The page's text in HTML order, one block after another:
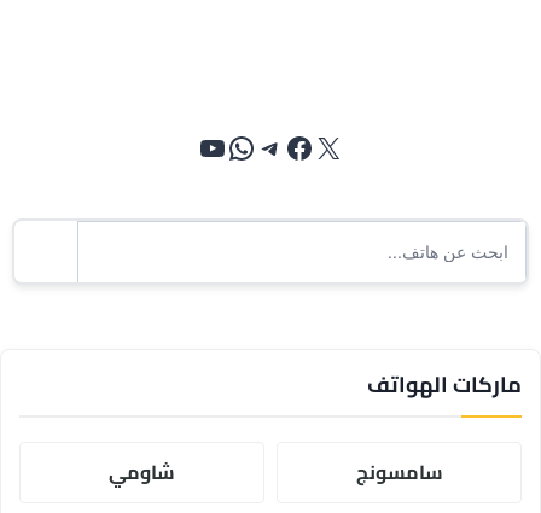
إكسفيسبوك
تيليجرام
واتساب
يوتيوب
ماركات الهواتف
سامسونج شاومي